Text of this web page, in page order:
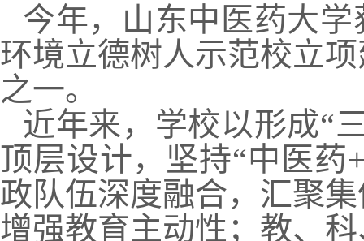
今年，山东中医药大
环境立德树人示范校立
之一。
近年来，学校以形成“
顶层设计，坚持“中医药
政队伍深度融合，汇聚
增强教育主动性；教、